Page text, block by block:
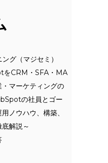
グ（マジセミ）
CRM・SFA・MA
マーケティングの
の社員とゴー
ノウハウ、構築、
解説～